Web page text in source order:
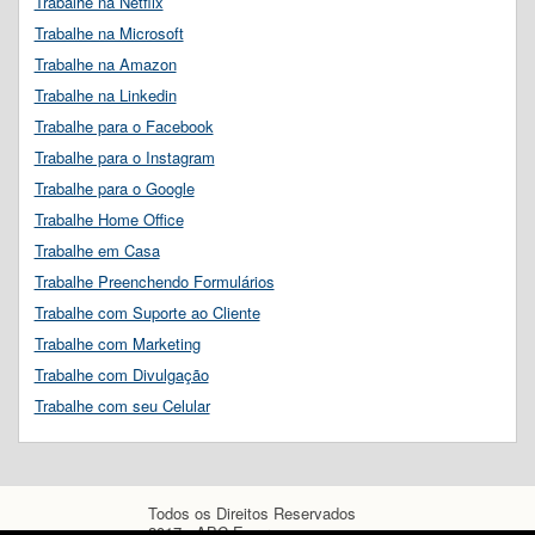
Trabalhe na Microsoft
Trabalhe na Amazon
Trabalhe na Linkedin
Trabalhe para o Facebook
Trabalhe para o Instagram
Trabalhe para o Google
Trabalhe Home Office
Trabalhe em Casa
Trabalhe Preenchendo Formulários
Trabalhe com Suporte ao Cliente
Trabalhe com Marketing
Trabalhe com Divulgação
Trabalhe com seu Celular
Todos os Direitos Reservados